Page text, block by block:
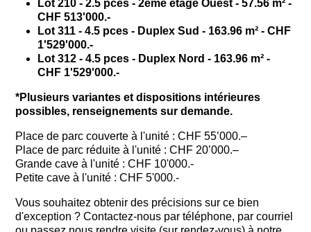
Lot 210 - 2.5 pces - 2ème étage Ouest - 57.56 m² -
CHF 513'000.-
Lot 311 - 4.5 pces - Duplex Sud - 163.96 m² - CHF
1'529'000.-
Lot 312 - 4.5 pces - Duplex Nord - 163.96 m² -
CHF 1'529'000.-
*Plusieurs variantes et dispositions intérieures
possibles, renseignements sur demande.
Place de parc couverte à l'unité : CHF 55’000.–
Place de parc réduite à l'unité : CHF 20’000.–
Grande cave à l'unité : CHF 10'000.-
Petite cave à l'unité : CHF 5'000.-
Vous souhaitez obtenir des précisions sur ce bien
d'exception ? Contactez-nous par téléphone, par courriel